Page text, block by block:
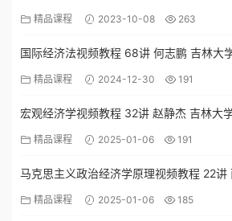
精品课程 2023-10-08 263
国际经济法视频教程 68讲 何志鹏 吉林大
精品课程 2024-12-30 191
宏观经济学视频教程 32讲 赵静杰 吉林大
精品课程 2025-01-06 191
马克思主义政治经济学原理视频教程 22讲
精品课程 2025-01-06 185